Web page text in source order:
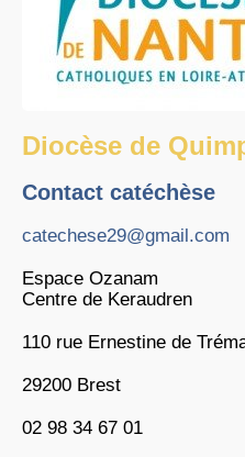
Diocèse de
Contact catéchèse
catechese29@gmail.com
Espace Ozanam
Centre de Keraudren
110 rue Ernestine de
29200 Brest
02 98 34 67 01